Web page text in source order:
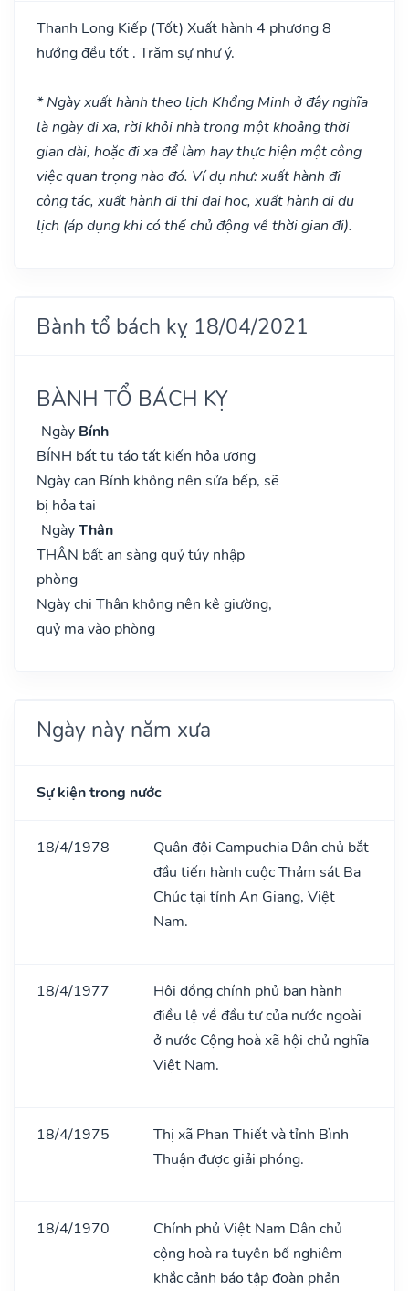
Thanh Long Kiếp (Tốt) Xuất hành 4 phương 8
hướng đều tốt . Trăm sự như ý.
* Ngày xuất hành theo lịch Khổng Minh ở đây nghĩa
là ngày đi xa, rời khỏi nhà trong một khoảng thời
gian dài, hoặc đi xa để làm hay thực hiện một công
việc quan trọng nào đó. Ví dụ như: xuất hành đi
công tác, xuất hành đi thi đại học, xuất hành di du
lịch (áp dụng khi có thể chủ động về thời gian đi).
Bành tổ bách kỵ 18/04/2021
BÀNH TỔ BÁCH KỴ
Ngày Bính
BÍNH bất tu táo tất kiến hỏa ương
Ngày can Bính không nên sửa bếp, sẽ
bị hỏa tai
NgàyThân
THÂN bất an sàng quỷ túy nhập
phòng
Ngày chi Thân không nên kê giường,
quỷ ma vào phòng
Ngày này năm xưa
Sự kiện trong nước
18/4/1978
Quân đội Campuchia Dân chủ bắt
đầu tiến hành cuộc Thảm sát Ba
Chúc tại tỉnh An Giang, Việt
Nam.
18/4/1977
Hội đồng chính phủ ban hành
điều lệ về đầu tư của nước ngoài
ở nước Cộng hoà xã hội chủ nghĩa
Việt Nam.
18/4/1975
Thị xã Phan Thiết và tỉnh Bình
Thuận được giải phóng.
18/4/1970
Chính phủ Việt Nam Dân chủ
cộng hoà ra tuyên bố nghiêm
khắc cảnh báo tập đoàn phản